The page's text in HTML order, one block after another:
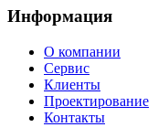
Информация
О компании
Сервис
Клиенты
Проектирование
Контакты